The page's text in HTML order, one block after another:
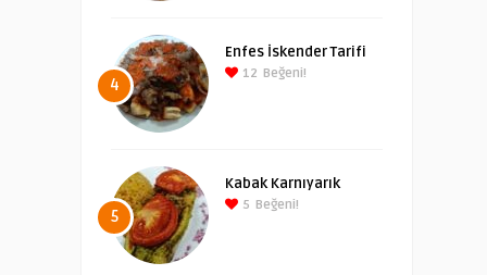
4
Enfes İskender Tarifi
12 Beğeni!
5
Kabak Karnıyarık
5 Beğeni!